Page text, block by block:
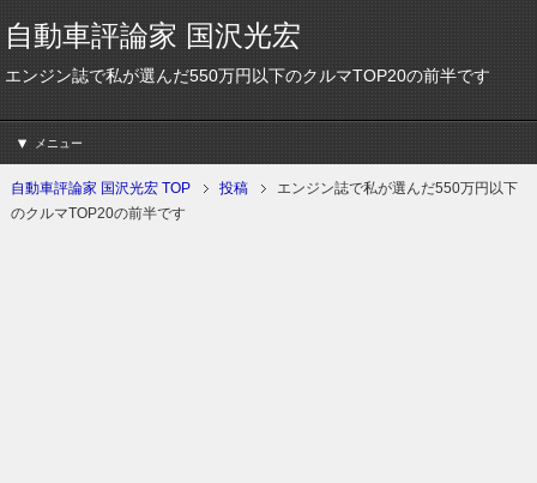
自動車評論家 国沢光宏
エンジン誌で私が選んだ550万円以下のクルマTOP20の前半です
メニュー
自動車評論家 国沢光宏 TOP 投稿
エンジン誌で私が選んだ550万円以下
のクルマTOP20の前半です